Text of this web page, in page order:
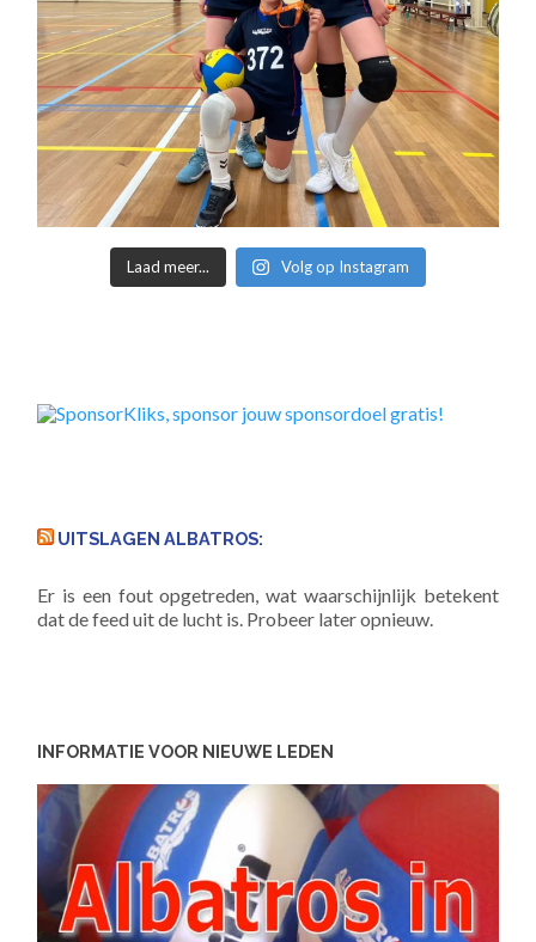
Laad meer... Volg op Instagram
UITSLAGEN ALBATROS:
Er is een fout opgetreden, wat waarschijnlijk betekent
dat de feed uit de lucht is. Probeer later opnieuw.
INFORMATIE VOOR NIEUWE LEDEN